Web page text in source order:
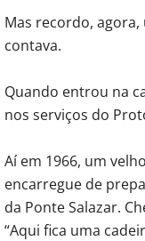
Mas recordo,
contava.
Quando entrou na
nos serviços do
Aí em 1966, um
encarregue de
da Ponte Salazar.
“Aqui fica uma